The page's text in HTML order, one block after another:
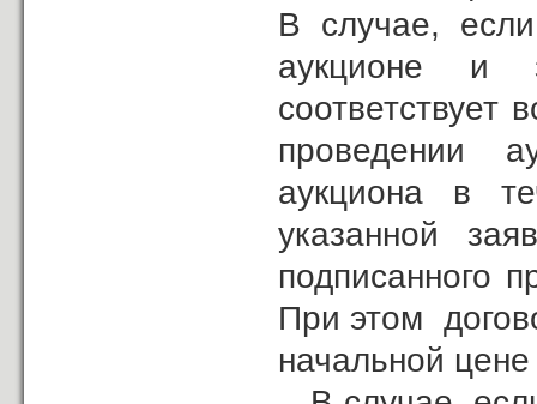
В случае,
аукционе и
проведении
аукциона в
указанной
подписанного
При этом
начальной